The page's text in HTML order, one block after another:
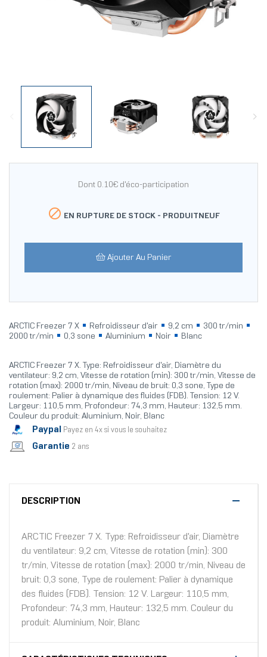
Dont 0.10€ d'éco-participation
 EN RUPTURE DE STOCK - PRODUITNEUF
Ajouter Au Panier
ARCTIC Freezer 7 X Refroidisseur d'air 9,2 cm
300 tr/min
2000 tr/min
0,3 sone Aluminium Noir Blanc
ARCTIC Freezer 7 X. Type: Refroidisseur d'air, Diamètre du
ventilateur: 9,2 cm, Vitesse de rotation (min): 300 tr/min, Vitesse de
rotation (max): 2000 tr/min, Niveau de bruit: 0,3 sone, Type de
roulement: Palier à dynamique des fluides (FDB). Tension: 12 V.
Largeur: 110,5 mm, Profondeur: 74,3 mm, Hauteur: 132,5 mm.
Couleur du produit: Aluminium, Noir, Blanc
Paypal Payez en 4x si vous le souhaitez
Garantie 2 ans
DESCRIPTION
ARCTIC Freezer 7 X. Type: Refroidisseur d'air, Diamètre
du ventilateur: 9,2 cm, Vitesse de rotation (min): 300
tr/min, Vitesse de rotation (max): 2000 tr/min, Niveau de
bruit: 0,3 sone, Type de roulement: Palier à dynamique
des fluides (FDB). Tension: 12 V. Largeur: 110,5 mm,
Profondeur: 74,3 mm, Hauteur: 132,5 mm. Couleur du
produit: Aluminium, Noir, Blanc